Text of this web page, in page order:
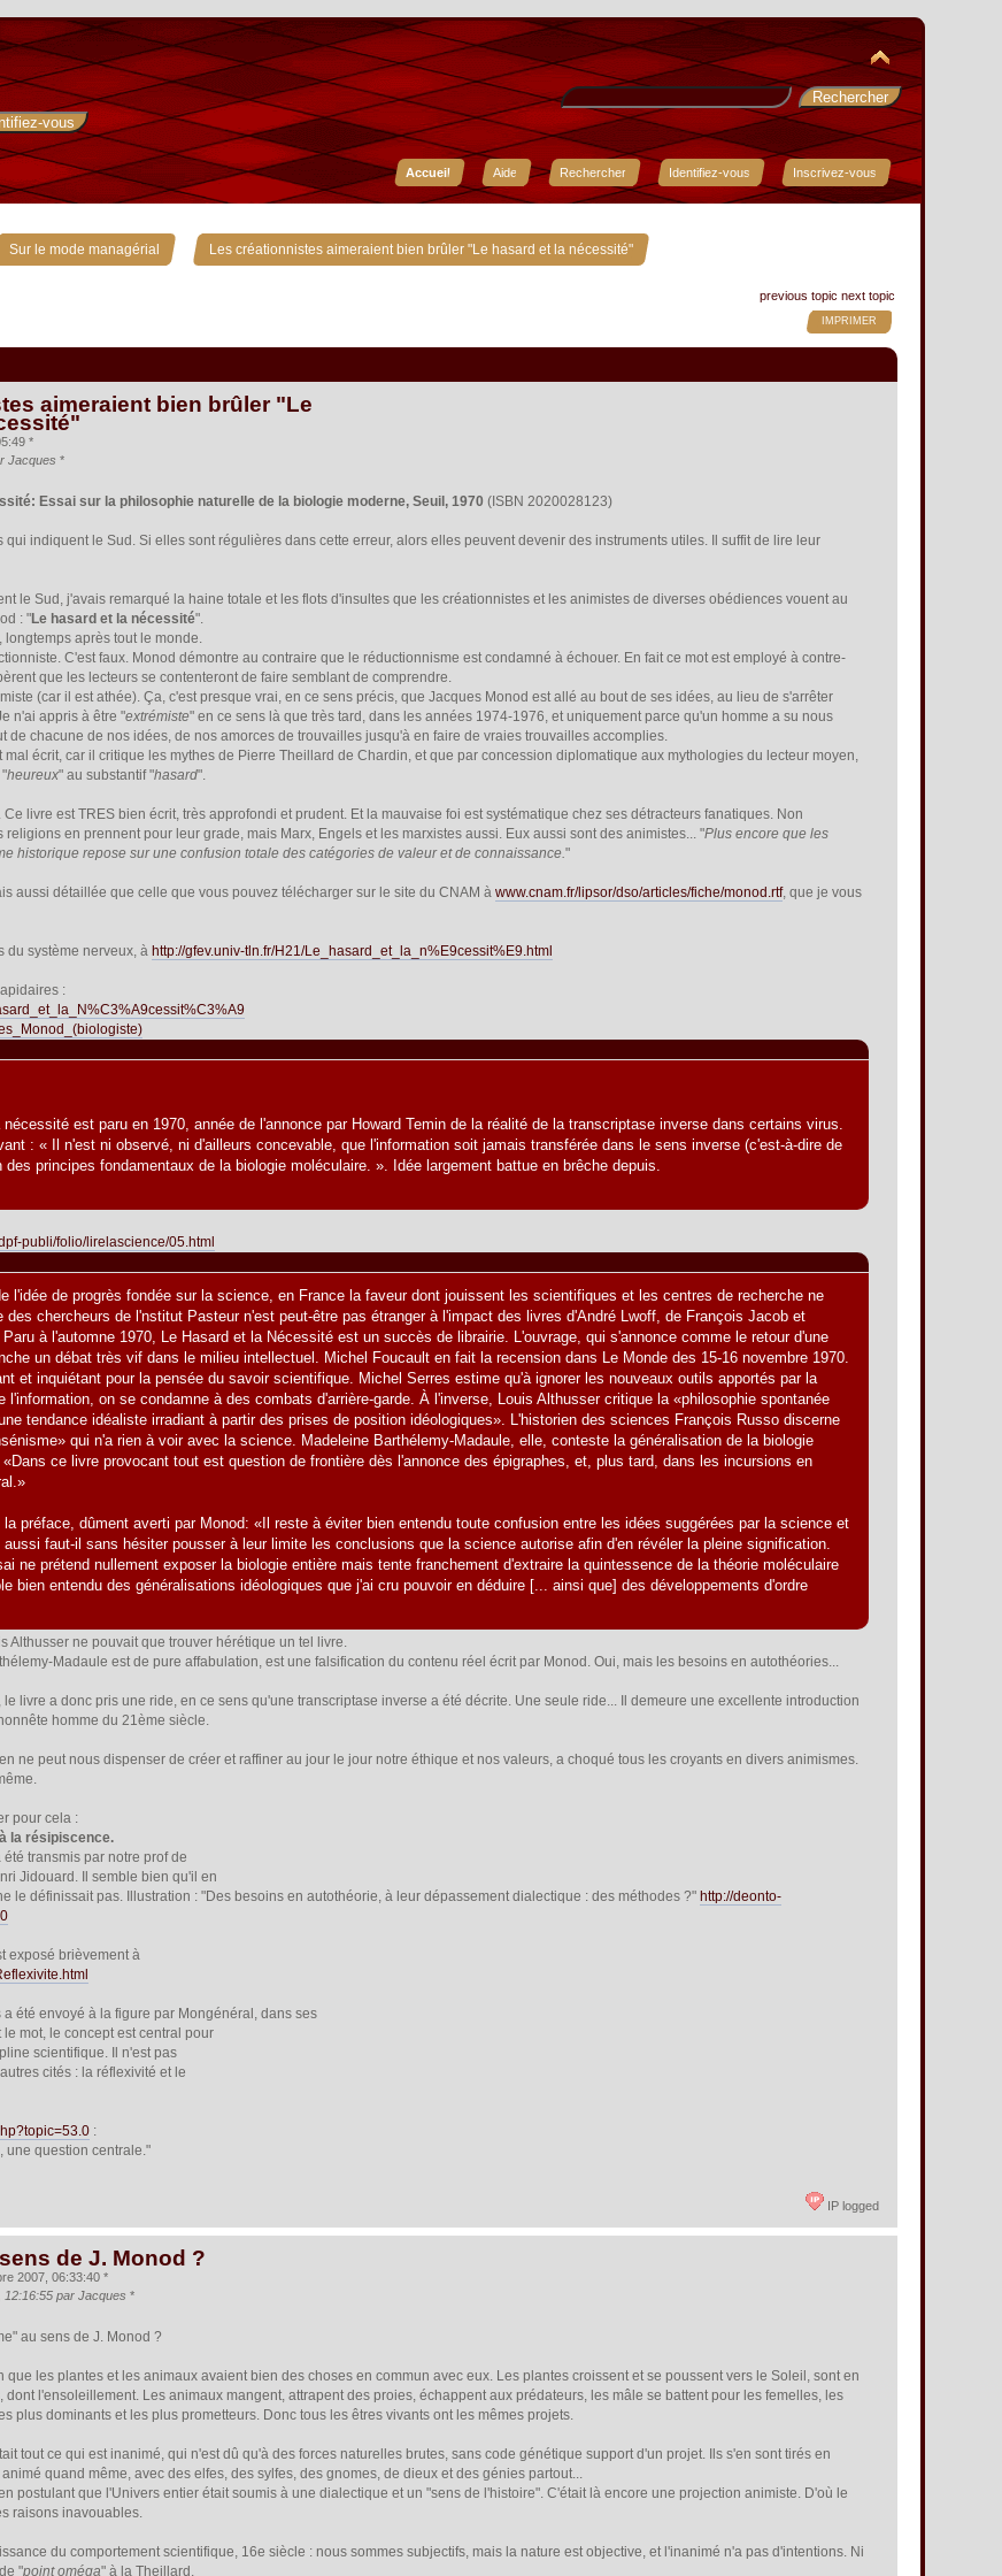
Accueil
Aide Rechercher Identifiez-vous Inscrivez-vous
Sur le mode managérial » Les créationnistes aimeraient bien brûler "Le hasard et la nécessité"
previous topic next topic
IMPRIMER
aimeraient bien brûler "Le
*
Jacques *
Essai sur la philosophie naturelle de la biologie moderne, Seuil, 1970 (ISBN 2020028123)
qui indiquent le Sud. Si elles sont régulières dans cette erreur, alors elles peuvent devenir des instruments utiles. Il suffit de lire leur
le Sud, j'avais remarqué la haine totale et les flots d'insultes que les créationnistes et les animistes de diverses obédiences vouent au
: "Le hasard et la nécessité".
après tout le monde.
C'est faux. Monod démontre au contraire que le réductionnisme est condamné à échouer. En fait ce mot est employé à contre-
que les lecteurs se contenteront de faire semblant de comprendre.
(car il est athée). Ça, c'est presque vrai, en ce sens précis, que Jacques Monod est allé au bout de ses idées, au lieu de s'arrêter
n'ai appris à être "extrémiste" en ce sens là que très tard, dans les années 1974-1976, et uniquement parce qu'un homme a su nous
de chacune de nos idées, de nos amorces de trouvailles jusqu'à en faire de vraies trouvailles accomplies.
écrit, car il critique les mythes de Pierre Theillard de Chardin, et que par concession diplomatique aux mythologies du lecteur moyen,
"heureux" au substantif "hasard".
livre est TRES bien écrit, très approfondi et prudent. Et la mauvaise foi est systématique chez ses détracteurs fanatiques. Non
en prennent pour leur grade, mais Marx, Engels et les marxistes aussi. Eux aussi sont des animistes... "Plus encore que les
historique repose sur une confusion totale des catégories de valeur et de connaissance."
aussi détaillée que celle que vous pouvez télécharger sur le site du CNAM àwww.cnam.fr/lipsor/dso/articles/fiche/monod.rtf, que je vous
du système nerveux, à http://gfev.univ-tln.fr/H21/Le_hasard_et_la_n%E9cessit%E9.html
:
est paru en 1970, année de l'annonce par Howard Temin de la réalité de la transcriptase inverse dans certains virus.
: « Il n'est ni observé, ni d'ailleurs concevable, que l'information soit jamais transférée dans le sens inverse (c'est-à-dire de
des principes fondamentaux de la biologie moléculaire. ». Idée largement battue en brêche depuis.
publi/folio/lirelascience/05.html
l'idée de progrès fondée sur la science, en France la faveur dont jouissent les scientifiques et les centres de recherche ne
des chercheurs de l'nstitut Pasteur n'est peut-être pas étranger à l'impact des livres d'André Lwoff, de François Jacob et
à l'automne 1970, Le Hasard et la Nécessité est un succès de librairie. L'ouvrage, qui s'annonce comme le retour d'une
un débat très vif dans le milieu intellectuel. Michel Foucault en fait la recension dans Le Monde des 15-16 novembre 1970.
et inquiétant pour la pensée du savoir scientifique. Michel Serres estime qu'à ignorer les nouveaux outils apportés par la
l'information, on se condamne à des combats d'arrière-garde. À l'inverse, Louis Althusser critique la «philosophie spontanée
tendance idéaliste irradiant à partir des prises de position idéologiques». L'historien des sciences François Russo discerne
qui n'a rien à voir avec la science. Madeleine Barthélemy-Madaule, elle, conteste la généralisation de la biologie
ce livre provocant tout est question de frontière dès l'annonce des épigraphes, et, plus tard, dans les incursions en
préface, dûment averti par Monod: «Il reste à éviter bien entendu toute confusion entre les idées suggérées par la science et
faut-il sans hésiter pousser à leur limite les conclusions que la science autorise afin d'en révéler la pleine signification.
ne prétend nullement exposer la biologie entière mais tente franchement d'extraire la quintessence de la théorie moléculaire
bien entendu des généralisations idéologiques que j'ai cru pouvoir en déduire [... ainsi que] des développements d'ordre
Althusser ne pouvait que trouver hérétique un tel livre.
Madaule est de pure affabulation, est une falsification du contenu réel écrit par Monod. Oui, mais les besoins en autothéories...
livre a donc pris une ride, en ce sens qu'une transcriptase inverse a été décrite. Une seule ride... Il demeure une excellente introduction
homme du 21ème siècle.
ne peut nous dispenser de créer et raffiner au jour le jour notre éthique et nos valeurs, a choqué tous les croyants en divers animismes.
pour cela :
la résipiscence.
transmis par notre prof de
Jidouard. Il semble bien qu'il en
le définissait pas. Illustration : "Des besoins en autothéorie, à leur dépassement dialectique : des méthodes ?" http://deonto-
exposé brièvement à
été envoyé à la figure par Mongénéral, dans ses
mot, le concept est central pour
scientifique. Il n'est pas
cités : la réflexivité et le
:
une question centrale."
IP logged
de J. Monod ?
2007, 06:33:40 *
12:16:55 par Jacques *
au sens de J. Monod ?
que les plantes et les animaux avaient bien des choses en commun avec eux. Les plantes croissent et se poussent vers le Soleil, sont en
dont l'ensoleillement. Les animaux mangent, attrapent des proies, échappent aux prédateurs, les mâle se battent pour les femelles, les
plus dominants et les plus prometteurs. Donc tous les êtres vivants ont les mêmes projets.
tout ce qui est inanimé, qui n'est dû qu'à des forces naturelles brutes, sans code génétique support d'un projet. Ils s'en sont tirés en
quand même, avec des elfes, des sylfes, des gnomes, de dieux et des génies partout...
postulant que l'Univers entier était soumis à une dialectique et un "sens de l'histoire". C'était là encore une projection animiste. D'où le
raisons inavouables.
du comportement scientifique, 16e siècle : nous sommes subjectifs, mais la nature est objective, et l'inanimé n'a pas d'intentions. Ni
"point oméga" à la Theillard.